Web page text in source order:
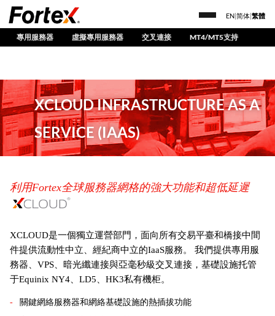
EN 简体 繁體
專用服務器 虛擬專用服務器 交叉連接 MT4/MT5支持
XCLOUD INFRASTRUCTURE AS A
SERVICE (IAAS)
利用Fortex全球服務器網格的強大功能和超低延遲
XCLOUD是一個獨立運營部門，面向所有交易平臺和橋接中間
件提供流動性中立、經紀商中立的IaaS服務。 我們提供專用服
務器、VPS、暗光纖連接與亞毫秒級交叉連接，基礎設施托管
于Equinix NY4、LD5、HK3私有機柜。
關鍵網絡服務器和網絡基礎設施的熱插拔功能